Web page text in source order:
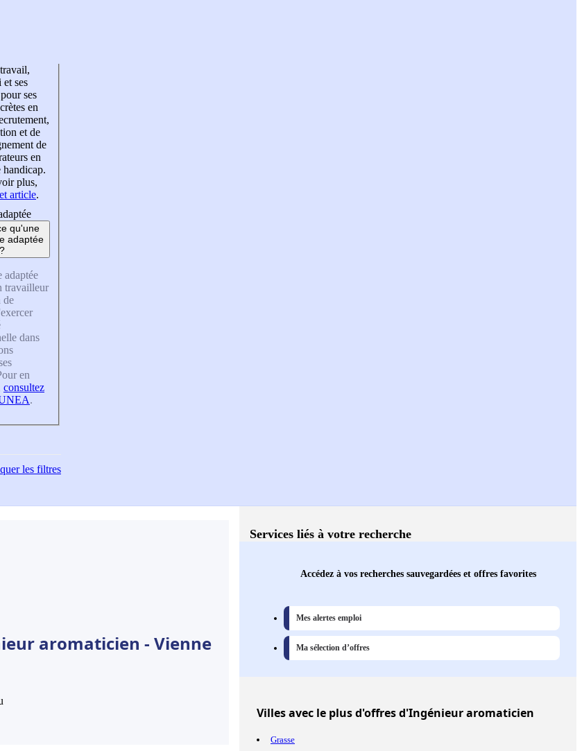
ses
ses
en
et de
de
en
handicap.
plus,
article.
qu'une
adaptée
?
adaptée
travailleur
de
dans
en
consultez
.
les filtres
aromaticien - Vienne
Services liés à votre recherche
Accédez à vos recherches sauvegardées et offres favorites
Mes alertes emploi
Ma sélection d’offres
Villesavec le plus d'offres d'Ingénieur aromaticien
Grasse